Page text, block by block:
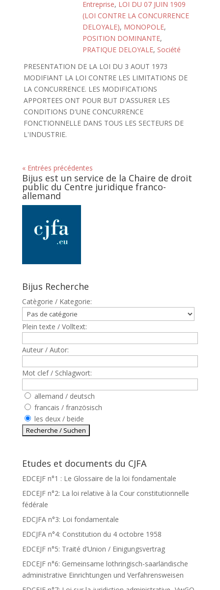
Entreprise, LOI DU 07 JUIN 1909
(LOI CONTRE LA CONCURRENCE
DELOYALE), MONOPOLE,
POSITION DOMINANTE,
PRATIQUE DELOYALE, Société
PRESENTATION DE LA LOI DU 3 AOUT 1973
MODIFIANT LA LOI CONTRE LES LIMITATIONS DE
LA CONCURRENCE. LES MODIFICATIONS
APPORTEES ONT POUR BUT D'ASSURER LES
CONDITIONS D'UNE CONCURRENCE
FONCTIONNELLE DANS TOUS LES SECTEURS DE
L'INDUSTRIE.
« Entrées précédentes
Bijus est un service de la Chaire de droit
public du Centre juridique franco-
allemand
Bijus Recherche
Catègorie / Kategorie:
Plein texte / Volltext:
Auteur / Autor:
Mot clef / Schlagwort:
allemand / deutsch
francais / französisch
les deux / beide
Etudes et documents du CJFA
EDCEJF n°1 : Le Glossaire de la loi fondamentale
EDCEJF n°2: La loi relative à la Cour constitutionnelle
fédérale
EDCJFA n°3: Loi fondamentale
EDCJFA n°4: Constitution du 4 octobre 1958
EDCEJF n°5: Traité d’Union / Einigungsvertrag
EDCEJF n°6: Gemeinsame lothringisch-saarländische
administrative Einrichtungen und Verfahrensweisen